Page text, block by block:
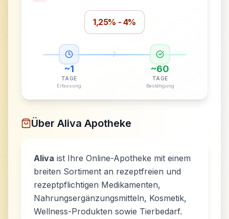
1,25% - 4%
~1
TAGE
Erfassung
~60
TAGE
Bestätigung
Über Aliva Apotheke
Aliva ist Ihre Online-Apotheke mit einem
breiten Sortiment an rezeptfreien und
rezeptpflichtigen Medikamenten,
Nahrungsergänzungsmitteln, Kosmetik,
Wellness-Produkten sowie Tierbedarf.